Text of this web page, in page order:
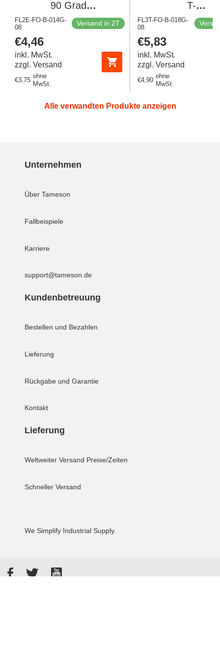
90 Grad
Winkelverschraubung
135 Bar DIN EN 1254-2
FL2E-FO-B-014G-
08
Versand in 2T
Regulärer
Preis
€4,46
inkl. MwSt.
zzgl. Versand
Regulärer
€3,75
ohne
MwSt.
T-
135 Bar DIN EN
FL3T-FO-B-018G-
08
Regulärer
Preis
€5,83
inkl. MwSt.
zzgl. Versand
Regulärer
€4,90
ohne
MwSt.
Alle verwandten Produkte anzeigen
Unternehmen
Über Tameson
Fallbeispiele
Karriere
support@tameson.de
Kundenbetreuung
Bestellen und Bezahlen
Lieferung
Rückgabe und Garantie
Kontakt
Lieferung
Weltweiter Versand Preise/Zeiten
Schneller Versand
We Simplify Industrial Supply.
FacebookTwitterYouTube